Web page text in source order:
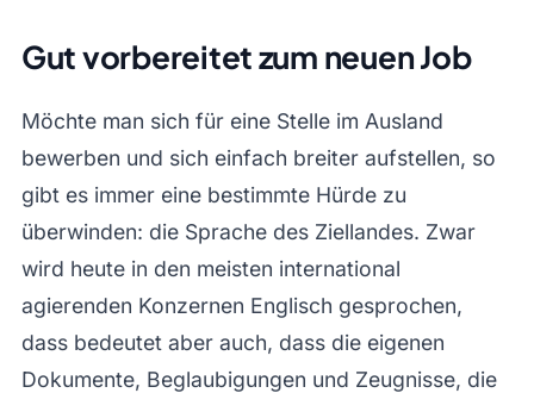
Gut vorbereitet zum neuen Job
Möchte man sich für eine Stelle im Ausland
bewerben und sich einfach breiter aufstellen, so
gibt es immer eine bestimmte Hürde zu
überwinden: die Sprache des Ziellandes. Zwar
wird heute in den meisten international
agierenden Konzernen Englisch gesprochen,
dass bedeutet aber auch, dass die eigenen
Dokumente, Beglaubigungen und Zeugnisse, die